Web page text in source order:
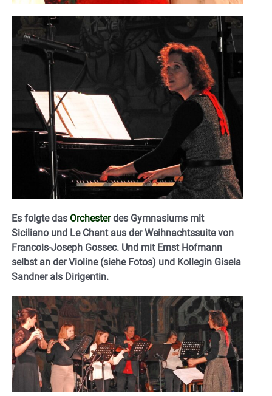
Es folgte das Orchesterdes Gymnasiums mit
Siciliano und Le Chant aus der Weihnachtssuite von
Francois-Joseph Gossec. Und mit Ernst Hofmann
selbst an der Violine (siehe Fotos) und Kollegin Gisela
Sandner als Dirigentin.